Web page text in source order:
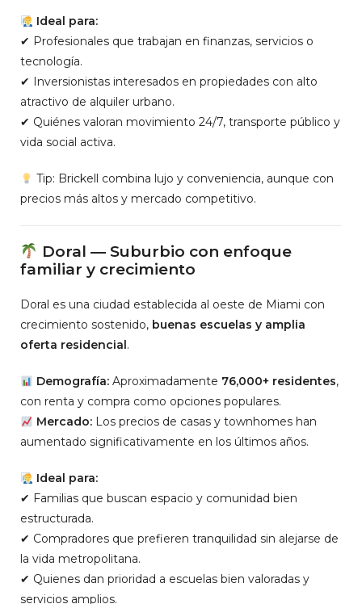
Ideal para:
✔ Profesionales que trabajan en finanzas, servicios o
tecnología.
✔ Inversionistas interesados en propiedades con alto
atractivo de alquiler urbano.
✔ Quiénes valoran movimiento 24/7, transporte público y
vida social activa.
Tip: Brickell combina lujo y conveniencia, aunque con
precios más altos y mercado competitivo.
Doral — Suburbio con enfoque
familiar y crecimiento
Doral es una ciudad establecida al oeste de Miami con
crecimiento sostenido, buenas escuelas y amplia
oferta residencial.
Demografía:Aproximadamente 76,000+ residentes,
con renta y compra como opciones populares.
Mercado:Los precios de casas y townhomes han
aumentado significativamente en los últimos años.
Ideal para:
✔ Familias que buscan espacio y comunidad bien
estructurada.
✔ Compradores que prefieren tranquilidad sin alejarse de
la vida metropolitana.
✔ Quienes dan prioridad a escuelas bien valoradas y
servicios amplios.